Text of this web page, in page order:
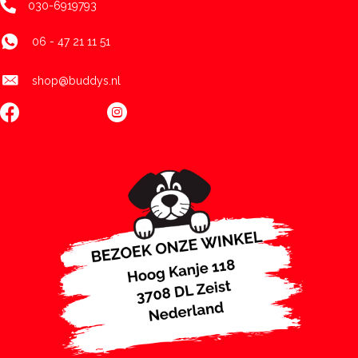
030-6919793
06 - 47 21 11 51
shop@buddys.nl